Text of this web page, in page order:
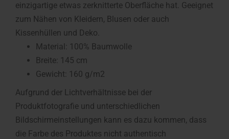
einzigartige etwas zerknitterte Oberfläche hat. Geeignet
zum Nähen von Kleidern, Blusen oder auch
Kissenhüllen und Deko.
Material: 100% Baumwolle
Breite: 145 cm
Gewicht: 160 g/m2
Aufgrund der Lichtverhältnisse bei der
Produktfotografie und unterschiedlichen
Bildschirmeinstellungen kann es dazu kommen, dass
die Farbe des Produktes nicht authentisch